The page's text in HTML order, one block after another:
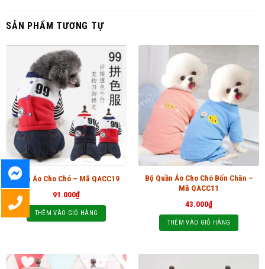
SẢN PHẨM TƯƠNG TỰ
Quần Áo Cho Chó – Mã QACC19
91.000₫
THÊM VÀO GIỎ HÀNG
Bộ Quần Áo Cho Chó Bốn Chân –
Mã QACC11
43.000₫
THÊM VÀO GIỎ HÀNG